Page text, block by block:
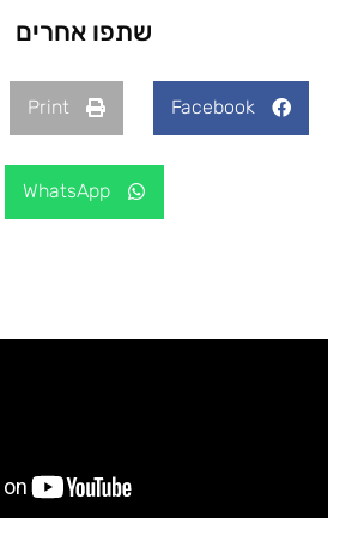
שתפו אחרים
Facebook
Print
WhatsApp